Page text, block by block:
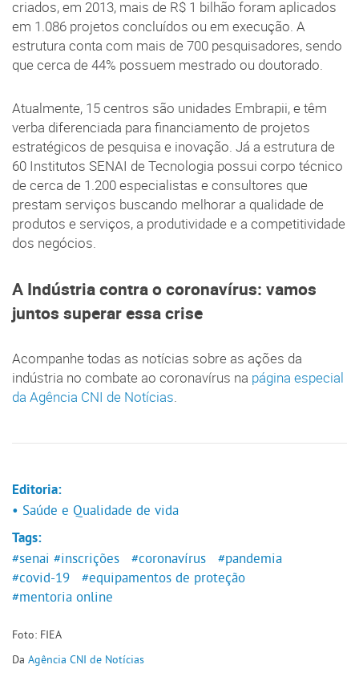
criados, em 2013, mais de R$ 1 bilhão foram aplicados
em 1.086 projetos concluídos ou em execução. A
estrutura conta com mais de 700 pesquisadores, sendo
que cerca de 44% possuem mestrado ou doutorado.
Atualmente, 15 centros são unidades Embrapii, e têm
verba diferenciada para financiamento de projetos
estratégicos de pesquisa e inovação. Já a estrutura de
60 Institutos SENAI de Tecnologia possui corpo técnico
de cerca de 1.200 especialistas e consultores que
prestam serviços buscando melhorar a qualidade de
produtos e serviços, a produtividade e a competitividade
dos negócios.
A Indústria contra o coronavírus: vamos
juntos superar essa crise
Acompanhe todas as notícias sobre as ações da
indústria no combate ao coronavírus na página especial
da Agência CNI de Notícias.
Editoria:
• Saúde e Qualidade de vida
Tags:
#senai #inscrições #coronavírus
#pandemia
#covid-19
#equipamentos de proteção
#mentoria online
Foto: FIEA
Da Agência CNI de Notícias